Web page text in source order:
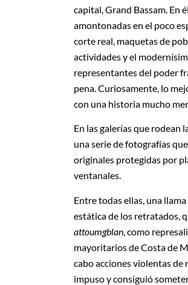
capital, Grand Bassam. En
amontonadas en el poco
corte real, maquetas de
actividades y el
representantes del poder
pena. Curiosamente, lo
con una historia mucho
En las galerías que rodean
una serie de fotografías
originales protegidas por
ventanales.
Entre todas ellas, una
estática de los retratados,
attoumgblan , como
mayoritarios de Costa de
cabo acciones violentas
impuso y consiguió